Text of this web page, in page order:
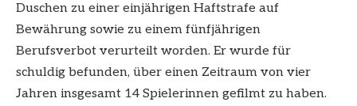
Duschen zu einer einjährigen Haftstrafe auf
Bewährung sowie zu einem fünfjährigen
Berufsverbot verurteilt worden. Er wurde für
schuldig befunden, über einen Zeitraum von vier
Jahren insgesamt 14 Spielerinnen gefilmt zu haben.